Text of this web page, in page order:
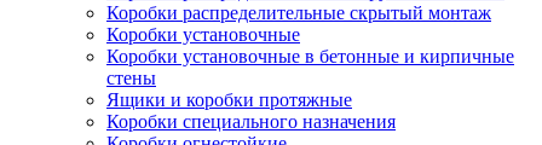
Коробки распределительные скрытый монтаж
Коробки установочные
Коробки установочные в бетонные и кирпичные
стены
Ящики и коробки протяжные
Коробки специального назначения